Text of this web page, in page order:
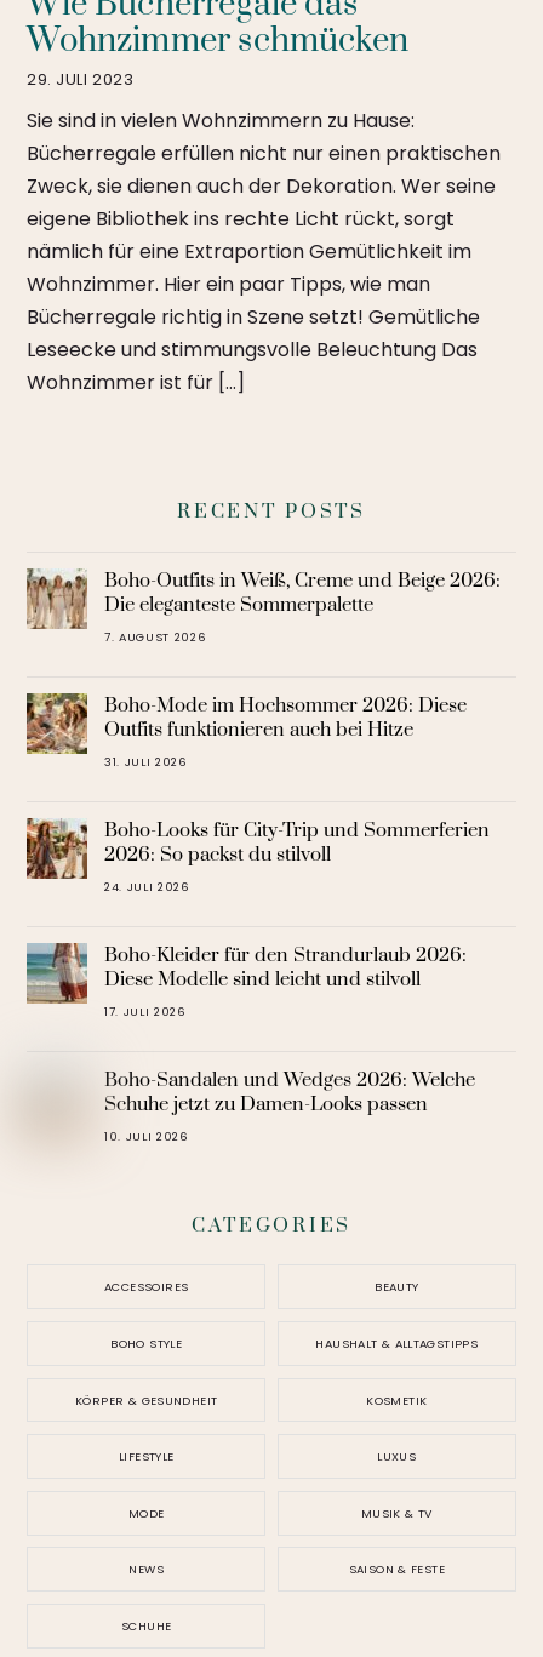
29. JULI 2023
Wohnzimmer schmücken
Sie sind in vielen Wohnzimmern zu Hause:
Bücherregale erfüllen nicht nur einen praktischen
Zweck, sie dienen auch der Dekoration. Wer seine
eigene Bibliothek ins rechte Licht rückt, sorgt
nämlich für eine Extraportion Gemütlichkeit im
Wohnzimmer. Hier ein paar Tipps, wie man
Bücherregale richtig in Szene setzt! Gemütliche
Leseecke und stimmungsvolle Beleuchtung Das
Wohnzimmer ist für […]
RECENT POSTS
Boho-Outfits in Weiß, Creme und Beige 2026:
Die eleganteste Sommerpalette
7. AUGUST 2026
Boho-Mode im Hochsommer 2026: Diese
Outfits funktionieren auch bei Hitze
31. JULI 2026
Boho-Looks für City-Trip und Sommerferien
2026: So packst du stilvoll
24. JULI 2026
Boho-Kleider für den Strandurlaub 2026:
Diese Modelle sind leicht und stilvoll
17. JULI 2026
Boho-Sandalen und Wedges 2026: Welche
Schuhe jetzt zu Damen-Looks passen
10. JULI 2026
CATEGORIES
ACCESSOIRES BEAUTY
BOHO STYLE HAUSHALT & ALLTAGSTIPPS
KÖRPER & GESUNDHEIT KOSMETIK
LIFESTYLE LUXUS
MODE MUSIK & TV
NEWS SAISON & FESTE
SCHUHE